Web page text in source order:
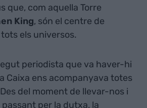
que, com aquella Torre
King, són el centre de
els universos.
periodista que va haver-hi
Caixa ens acompanyava totes
del moment de llevar-nos i
per la dutxa, la